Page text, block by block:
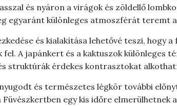
és nyáron a virágok és zöldellő
egyaránt különleges atmoszférát teremt a
és kialakítása lehetővé teszi, hogy
A japánkert és a kaktuszok különleges
struktúrák érdekes kontrasztokat
és természetes légkör további
egy kis időre elmerülhetnek